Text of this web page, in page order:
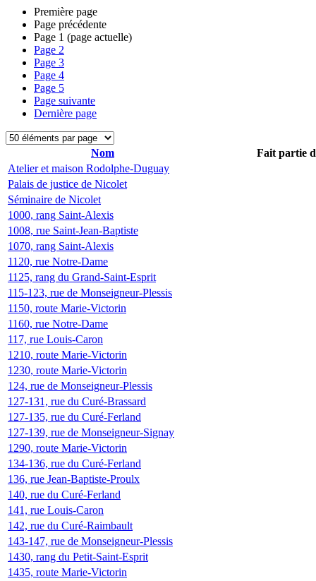
Première page
Page précédente
Page 1 (page actuelle)
Page 2
Page 3
Page 4
Page 5
Page suivante
Dernière page
Nom
Fait partie
Atelier et maison Rodolphe-Duguay
Palais de justice de Nicolet
Séminaire de Nicolet
1000, rang Saint-Alexis
1008, rue Saint-Jean-Baptiste
1070, rang Saint-Alexis
1120, rue Notre-Dame
1125, rang du Grand-Saint-Esprit
115-123, rue de Monseigneur-Plessis
1150, route Marie-Victorin
1160, rue Notre-Dame
117, rue Louis-Caron
1210, route Marie-Victorin
1230, route Marie-Victorin
124, rue de Monseigneur-Plessis
127-131, rue du Curé-Brassard
127-135, rue du Curé-Ferland
127-139, rue de Monseigneur-Signay
1290, route Marie-Victorin
134-136, rue du Curé-Ferland
136, rue Jean-Baptiste-Proulx
140, rue du Curé-Ferland
141, rue Louis-Caron
142, rue du Curé-Raimbault
143-147, rue de Monseigneur-Plessis
1430, rang du Petit-Saint-Esprit
1435, route Marie-Victorin